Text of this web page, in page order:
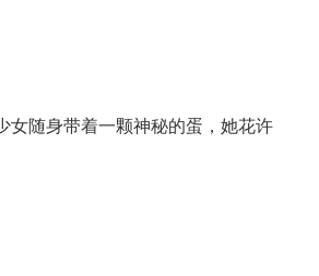
女随身带着一颗神秘的蛋，她花许